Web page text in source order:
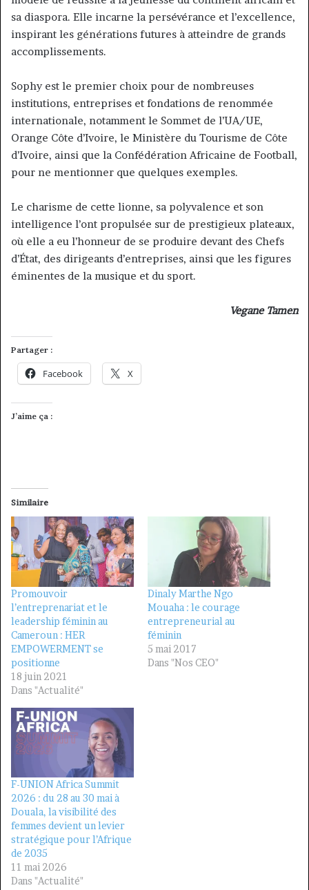
sa diaspora. Elle incarne la persévérance et l’excellence,
inspirant les générations futures à atteindre de grands
accomplissements.
Sophy est le premier choix pour de nombreuses
institutions, entreprises et fondations de renommée
internationale, notamment le Sommet de l’UA/UE,
Orange Côte d’Ivoire, le Ministère du Tourisme de Côte
d’Ivoire, ainsi que la Confédération Africaine de Football,
pour ne mentionner que quelques exemples.
Le charisme de cette lionne, sa polyvalence et son
intelligence l’ont propulsée sur de prestigieux plateaux,
où elle a eu l’honneur de se produire devant des Chefs
d’État, des dirigeants d’entreprises, ainsi que les figures
éminentes de la musique et du sport.
Vegane Tamen
Partager :
Facebook X
J’aime ça :
Similaire
Promouvoir
l’entreprenariat et le
leadership féminin au
Cameroun : HER
EMPOWERMENT se
positionne
18 juin 2021
Dans "Actualité"
Dinaly Marthe Ngo
Mouaha : le courage
entrepreneurial au
féminin
5 mai 2017
Dans "Nos CEO"
F-UNION Africa Summit
2026 : du 28 au 30 mai à
Douala, la visibilité des
femmes devient un levier
stratégique pour l’Afrique
de 2035
11 mai 2026
Dans "Actualité"